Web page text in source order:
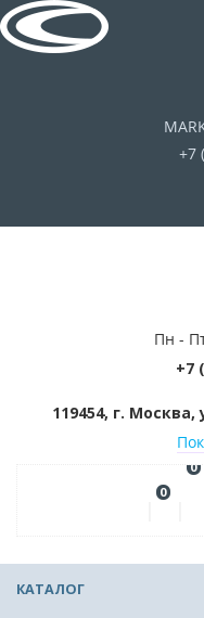
+7
Пн -
+7
119454, г. Москва,
0
0
КАТАЛОГ